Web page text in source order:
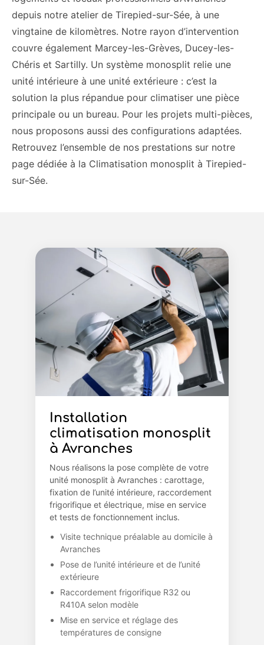
depuis notre atelier de Tirepied-sur-Sée, à une
vingtaine de kilomètres. Notre rayon d’intervention
couvre également Marcey-les-Grèves, Ducey-les-
Chéris et Sartilly. Un système monosplit relie une
unité intérieure à une unité extérieure : c’est la
solution la plus répandue pour climatiser une pièce
principale ou un bureau. Pour les projets multi-pièces,
nous proposons aussi des configurations adaptées.
Retrouvez l’ensemble de nos prestations sur notre
page dédiée à la Climatisation monosplit à Tirepied-
sur-Sée.
Installation
climatisation monosplit
à Avranches
Nous réalisons la pose complète de votre
unité monosplit à Avranches : carottage,
fixation de l’unité intérieure, raccordement
frigorifique et électrique, mise en service
et tests de fonctionnement inclus.
Visite technique préalable au domicile à
Avranches
Pose de l’unité intérieure et de l’unité
extérieure
Raccordement frigorifique R32 ou
R410A selon modèle
Mise en service et réglage des
températures de consigne